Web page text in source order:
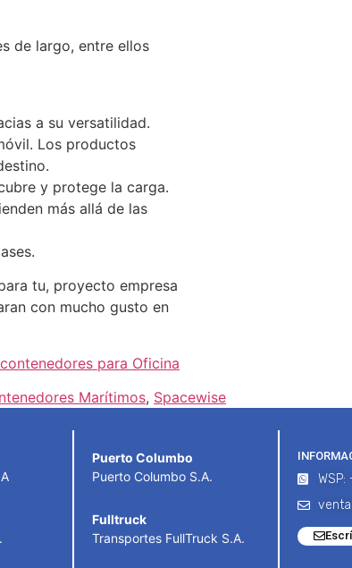
de largo, entre ellos
a su versatilidad.
Los productos
y protege la carga.
más allá de las
tu, proyecto empresa
con mucho gusto en
para Oficina
Marítimos, Spacewise
Puerto Columbo
Puerto Columbo S.A.
Fulltruck
Transportes FullTruck S.A.